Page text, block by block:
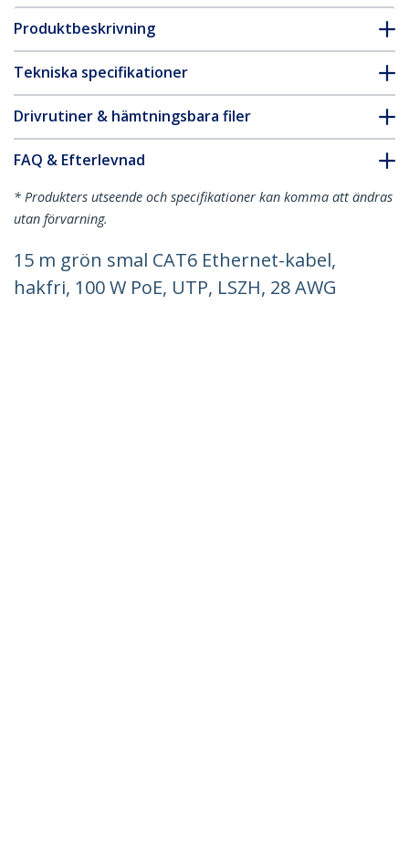
Produktbeskrivning
Tekniska specifikationer
Drivrutiner & hämtningsbara filer
FAQ & Efterlevnad
* Produkters utseende och specifikationer kan komma att ändras
utan förvarning.
15 m grön smal CAT6 Ethernet-kabel,
hakfri, 100 W PoE, UTP, LSZH, 28 AWG